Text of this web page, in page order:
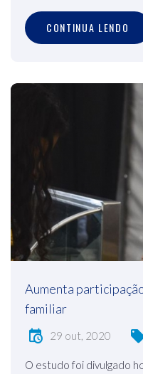
CONTINUA LENDO
Aumenta
familiar
29 out, 2020
O estudo foi divulgado